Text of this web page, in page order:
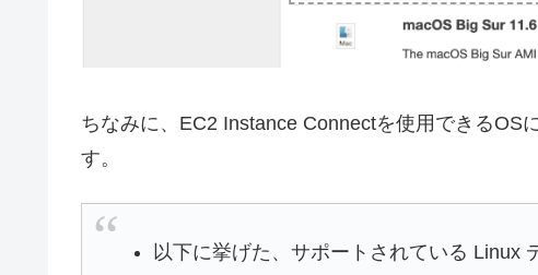
ちなみに、EC2 Instance Connectを使用できるOS
す。
以下に挙げた、サポートされている Linux